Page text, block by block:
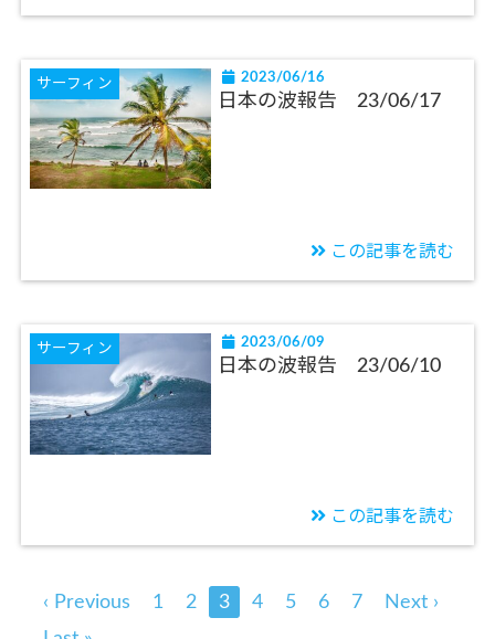
サーフィン 2023/06/16
日本の波報告 23/06/17
この記事を読む
サーフィン 2023/06/09
日本の波報告 23/06/10
この記事を読む
‹ Previous 1 2 3 4 5 6 7
Next ›